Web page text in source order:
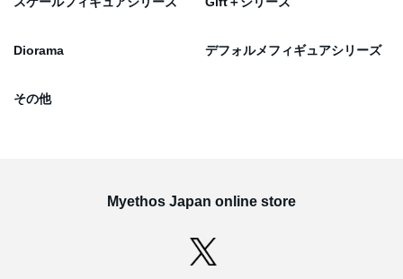
Diorama デフォルメフィギュアシリーズ
その他
Myethos Japan online store